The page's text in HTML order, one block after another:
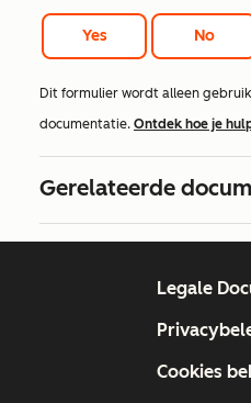
Yes No
Dit formulier wordt alleen
documentatie. Ontdek hoe je
Gerelateerde
Legale
Cookies